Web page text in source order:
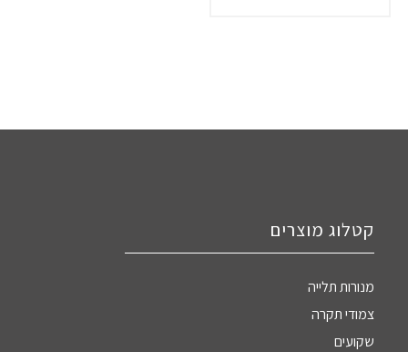
קטלוג מוצרים
מנורות תלייה
צמודי תקרה
שקועים